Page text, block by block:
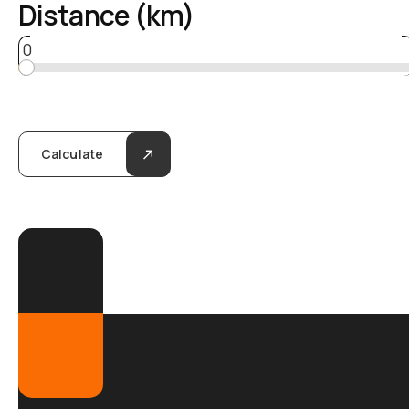
Distance (km)
0
Calculate